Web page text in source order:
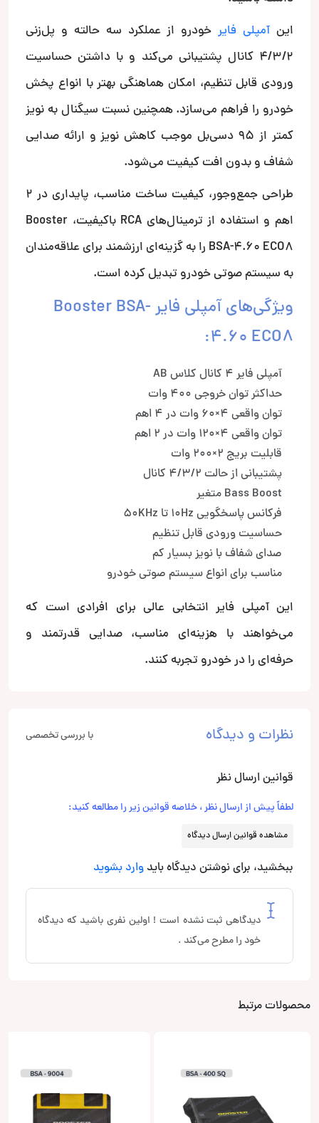
این آمپلی فایرخودرو از عملکرد سه حالته و پل‌زنی
4/3/2 کانال پشتیبانی می‌کند و با داشتن حساسیت
ورودی قابل تنظیم، امکان هماهنگی بهتر با انواع پخش
خودرو را فراهم می‌سازد. همچنین نسبت سیگنال به نویز
کمتر از 95 دسی‌بل موجب کاهش نویز و ارائه صدایی
شفاف و بدون افت کیفیت می‌شود.
طراحی جمع‌وجور، کیفیت ساخت مناسب، پایداری در 2
اهم و استفاده از ترمینال‌های RCA باکیفیت، Booster
BSA-4.60 ECO8 را به گزینه‌ای ارزشمند برای علاقه‌مندان
به سیستم صوتی خودرو تبدیل کرده است.
ویژگی‌های آمپلی فایر Booster BSA-
4.60 ECO8:
آمپلی فایر 4 کانال کلاس AB
حداکثر توان خروجی 400 وات
توان واقعی 4×60 وات در 4 اهم
توان واقعی 4×120 وات در 2 اهم
قابلیت بریج 2×200 وات
پشتیبانی از حالت 4/3/2 کانال
Bass Boost متغیر
فرکانس پاسخگویی 10Hz تا 50KHz
حساسیت ورودی قابل تنظیم
صدای شفاف با نویز بسیار کم
مناسب برای انواع سیستم صوتی خودرو
این آمپلی فایر انتخابی عالی برای افرادی است که
می‌خواهند با هزینه‌ای مناسب، صدایی قدرتمند و
حرفه‌ای را در خودرو تجربه کنند.
نظرات و دیدگاه با بررسی تخصصی
قوانین ارسال نظر
لطفاً پیش از ارسال نظر ، خلاصه قوانین زیر را مطالعه کنید:
مشاهده قوانین ارسال دیدگاه
ببخشید، برای نوشتن دیدگاه باید وارد بشوید
دیدگاهی ثبت نشده است ! اولین نفری باشید که دیدگاه
خود را مطرح می‌کند .
محصولات مرتبط